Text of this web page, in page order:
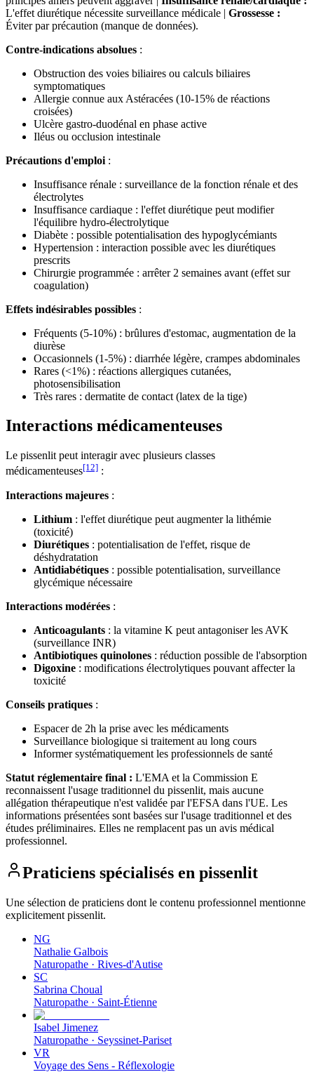
L'effet diurétique nécessite surveillance médicale | Grossesse :
Éviter par précaution (manque de données).
Contre-indications absolues :
Obstruction des voies biliaires ou calculs biliaires
symptomatiques
Allergie connue aux Astéracées (10-15% de réactions
croisées)
Ulcère gastro-duodénal en phase active
Iléus ou occlusion intestinale
Précautions d'emploi :
Insuffisance rénale : surveillance de la fonction rénale et des
électrolytes
Insuffisance cardiaque : l'effet diurétique peut modifier
l'équilibre hydro-électrolytique
Diabète : possible potentialisation des hypoglycémiants
Hypertension : interaction possible avec les diurétiques
prescrits
Chirurgie programmée : arrêter 2 semaines avant (effet sur
coagulation)
Effets indésirables possibles :
Fréquents (5-10%) : brûlures d'estomac, augmentation de la
diurèse
Occasionnels (1-5%) : diarrhée légère, crampes abdominales
Rares (<1%) : réactions allergiques cutanées,
photosensibilisation
Très rares : dermatite de contact (latex de la tige)
Interactions médicamenteuses
Le pissenlit peut interagir avec plusieurs classes
médicamenteuses[12] :
Interactions majeures :
Lithium : l'effet diurétique peut augmenter la lithémie
(toxicité)
Diurétiques : potentialisation de l'effet, risque de
déshydratation
Antidiabétiques : possible potentialisation, surveillance
glycémique nécessaire
Interactions modérées :
Anticoagulants : la vitamine K peut antagoniser les AVK
(surveillance INR)
Antibiotiques quinolones : réduction possible de l'absorption
Digoxine : modifications électrolytiques pouvant affecter la
toxicité
Conseils pratiques :
Espacer de 2h la prise avec les médicaments
Surveillance biologique si traitement au long cours
Informer systématiquement les professionnels de santé
Statut réglementaire final : L'EMA et la Commission E
reconnaissent l'usage traditionnel du pissenlit, mais aucune
allégation thérapeutique n'est validée par l'EFSA dans l'UE. Les
informations présentées sont basées sur l'usage traditionnel et des
études préliminaires. Elles ne remplacent pas un avis médical
professionnel.
Praticiens spécialisés en pissenlit
Une sélection de praticiens dont le contenu professionnel mentionne
explicitement pissenlit.
NG
Nathalie Galbois
Naturopathe · Rives-d'Autise
SC
Sabrina Choual
Naturopathe · Saint-Étienne
Isabel Jimenez
Naturopathe · Seyssinet-Pariset
VR
Voyage des Sens - Réflexologie